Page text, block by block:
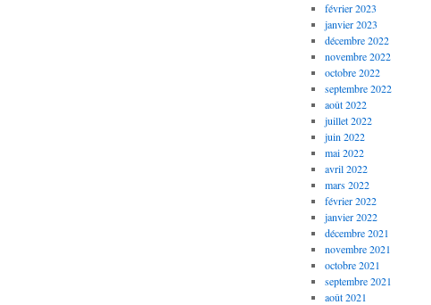
février 2023
janvier 2023
décembre 2022
novembre 2022
octobre 2022
septembre 2022
août 2022
juillet 2022
juin 2022
mai 2022
avril 2022
mars 2022
février 2022
janvier 2022
décembre 2021
novembre 2021
octobre 2021
septembre 2021
août 2021